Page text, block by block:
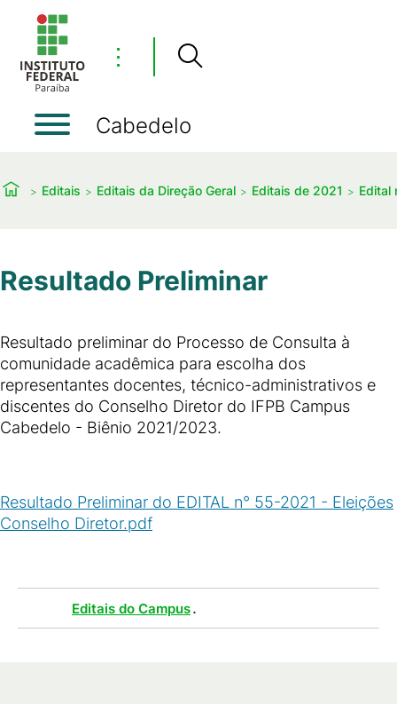
⋮
Cabedelo
Editais Editais da Direção Geral Editais de 2021 Edital
Resultado Preliminar
Resultado preliminar do Processo de Consulta à
comunidade acadêmica para escolha dos
representantes docentes, técnico-administrativos e
discentes do Conselho Diretor do IFPB Campus
Cabedelo - Biênio 2021/2023.
Resultado Preliminar do EDITAL n° 55-2021 - Eleições
Conselho Diretor.pdf
Editais do Campus.